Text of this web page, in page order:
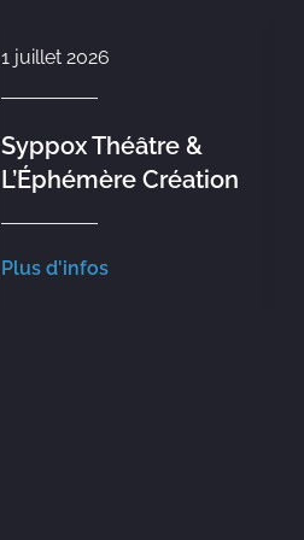
1 juillet 2026
Syppox Théâtre &
L’Éphémère Création
Plus d'infos